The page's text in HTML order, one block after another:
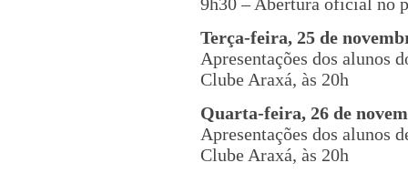
Terça-feira, 25 de
Apresentações dos alunos
Clube Araxá, às 20h
Quarta-feira, 26 de
Apresentações dos alunos
Clube Araxá, às 20h